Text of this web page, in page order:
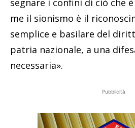
segnare i confini di ciò che
me il sionismo è il
semplice e basilare del
patria nazionale, a una
necessaria».
Pubblicità